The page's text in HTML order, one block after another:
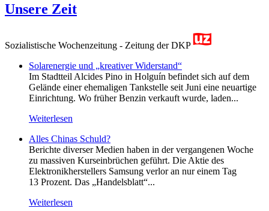
Unsere Zeit
Sozialistische Wochenzeitung - Zeitung der DKP
Solarenergie und „kreativer Widerstand“
Im Stadtteil Alcides Pino in Holguín befindet sich auf dem
Gelände einer ehemaligen Tankstelle seit Juni eine neuartige
Einrichtung. Wo früher Benzin verkauft wurde, laden...
Weiterlesen
Alles Chinas Schuld?
Berichte diverser Medien haben in der vergangenen Woche
zu massiven Kurseinbrüchen geführt. Die Aktie des
Elektronikherstellers Samsung verlor an nur einem Tag
13 Prozent. Das „Handelsblatt“...
Weiterlesen